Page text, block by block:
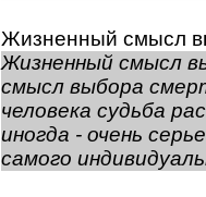
Жизненный смысл
Жизненный смысл
смысл выбора
человека судьба
иногда - очень
самого